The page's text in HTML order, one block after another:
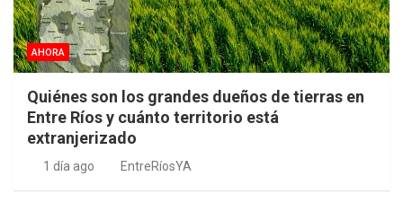
AHORA
Quiénes son los grandes dueños de tierras en
Entre Ríos y cuánto territorio está
extranjerizado
1 día ago EntreRíosYA